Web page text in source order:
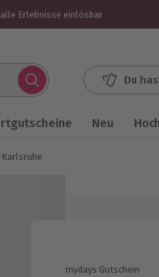
Erlebnisse einlösbar
Du
Neu
mydays Gutschein